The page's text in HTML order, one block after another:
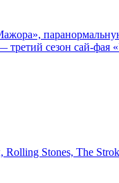
сезон сай-фая
Stones, The